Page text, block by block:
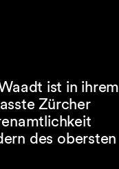
ist in ihrem
Zürcher
des obersten